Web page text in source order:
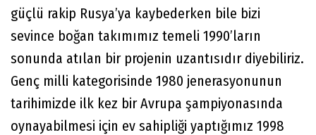
güçlü rakip Rusya’ya kaybederken bile bizi
sevince boğan takımımız temeli 1990’ların
sonunda atılan bir projenin uzantısıdır diyebiliriz.
Genç milli kategorisinde 1980 jenerasyonunun
tarihimizde ilk kez bir Avrupa şampiyonasında
oynayabilmesi için ev sahipliği yaptığımız 1998